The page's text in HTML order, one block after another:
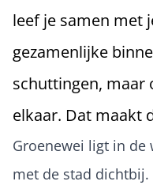
leef je samen met
gezamenlijke
schuttingen, maar
elkaar. Dat maakt
Groenewei ligt in de
met de stad